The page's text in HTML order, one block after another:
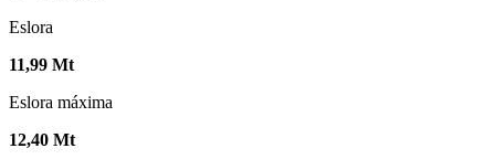
Eslora
11,99 Mt
Eslora máxima
12,40 Mt